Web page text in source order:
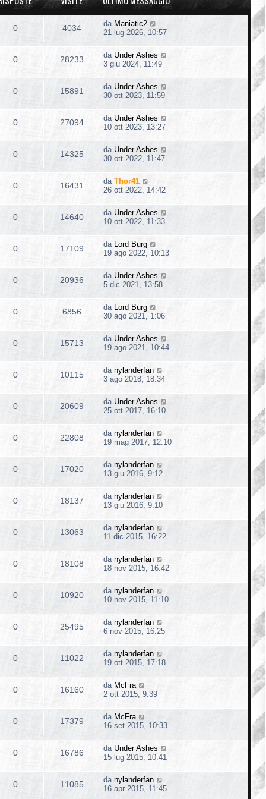
0 4034 da Maniatic2
21 lug 2026, 10:57
0 28233 da Under Ashes
3 giu 2024, 11:49
0 15891 da Under Ashes
30 ott 2023, 11:59
0 27094 da Under Ashes
10 ott 2023, 13:27
0 14325 da Under Ashes
30 ott 2022, 11:47
0 16431 da Thor41
26 ott 2022, 14:42
0 14640 da Under Ashes
10 ott 2022, 11:33
0 17109 da Lord Burg
19 ago 2022, 10:13
0 20936 da Under Ashes
5 dic 2021, 13:58
0 6856 da Lord Burg
30 ago 2021, 1:06
0 15713 da Under Ashes
19 ago 2021, 10:44
0 10115 da nylanderfan
3 ago 2018, 18:34
0 20609 da Under Ashes
25 ott 2017, 16:10
0 22808 da nylanderfan
19 mag 2017, 12:10
0 17020 da nylanderfan
13 giu 2016, 9:12
0 18137 da nylanderfan
13 giu 2016, 9:10
0 13063 da nylanderfan
11 dic 2015, 16:22
0 18108 da nylanderfan
18 nov 2015, 16:42
0 10920 da nylanderfan
10 nov 2015, 11:10
0 25495 da nylanderfan
6 nov 2015, 16:25
0 11022 da nylanderfan
19 ott 2015, 17:18
0 16160 da McFra
2 ott 2015, 9:39
0 17379 da McFra
16 set 2015, 10:33
0 16786 da Under Ashes
15 lug 2015, 10:41
0 11085 da nylanderfan
16 apr 2015, 11:45